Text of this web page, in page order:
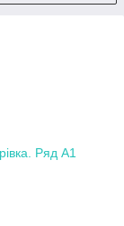
Ряд А1